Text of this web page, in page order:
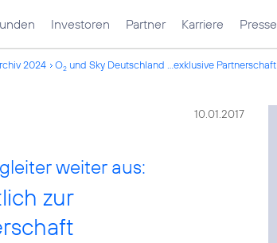
Investoren Partner Karriere Presse
2024 O2 und Sky Deutschland ...exklusive Partnerschaft
10.01.2017
weiter aus:
zur